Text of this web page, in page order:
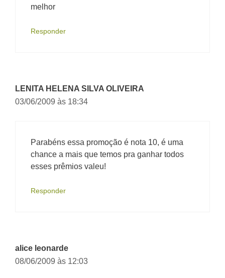
melhor
Responder
LENITA HELENA SILVA OLIVEIRA
03/06/2009 às 18:34
Parabéns essa promoção é nota 10, é uma
chance a mais que temos pra ganhar todos
esses prêmios valeu!
Responder
alice leonarde
08/06/2009 às 12:03